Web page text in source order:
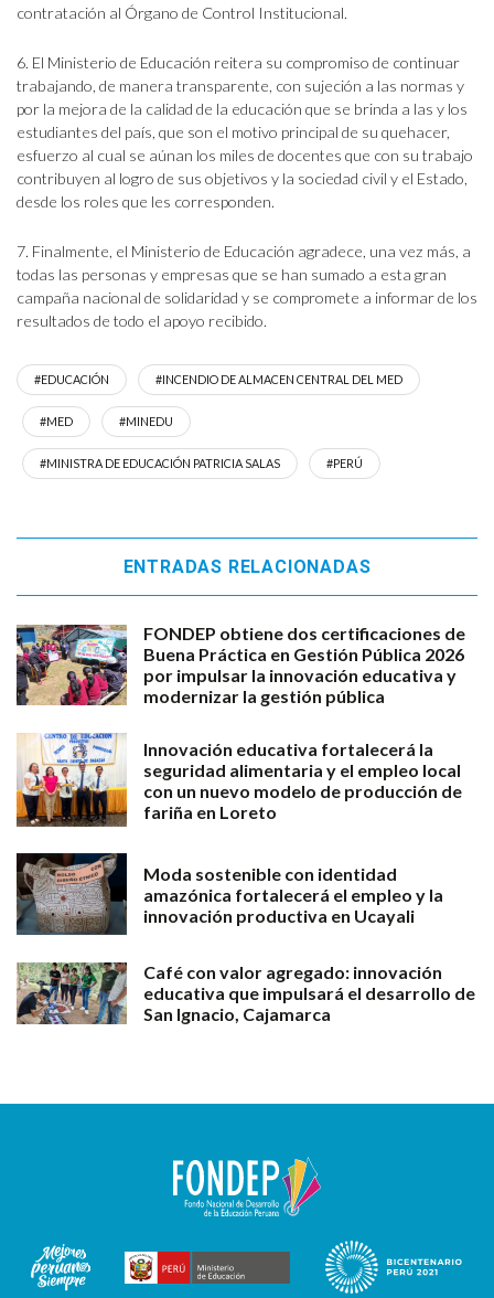
contratación al Órgano de Control Institucional.
6. El Ministerio de Educación reitera su compromiso de continuar
trabajando, de manera transparente, con sujeción a las normas y
por la mejora de la calidad de la educación que se brinda a las y los
estudiantes del país, que son el motivo principal de su quehacer,
esfuerzo al cual se aúnan los miles de docentes que con su trabajo
contribuyen al logro de sus objetivos y la sociedad civil y el Estado,
desde los roles que les corresponden.
7. Finalmente, el Ministerio de Educación agradece, una vez más, a
todas las personas y empresas que se han sumado a esta gran
campaña nacional de solidaridad y se compromete a informar de los
resultados de todo el apoyo recibido.
#EDUCACIÓN #INCENDIO DE ALMACEN CENTRAL DEL MED
#MED #MINEDU
#MINISTRA DE EDUCACIÓN PATRICIA SALAS #PERÚ
ENTRADAS RELACIONADAS
FONDEP obtiene dos certificaciones de
Buena Práctica en Gestión Pública 2026
por impulsar la innovación educativa y
modernizar la gestión pública
Innovación educativa fortalecerá la
seguridad alimentaria y el empleo local
con un nuevo modelo de producción de
fariña en Loreto
Moda sostenible con identidad
amazónica fortalecerá el empleo y la
innovación productiva en Ucayali
Café con valor agregado: innovación
educativa que impulsará el desarrollo de
San Ignacio, Cajamarca